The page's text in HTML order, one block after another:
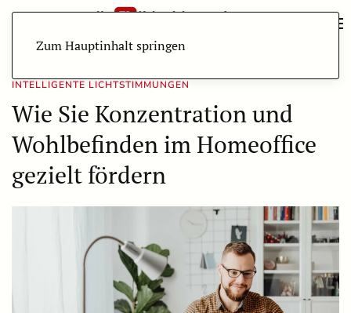
Zum Hauptinhalt springen
INTELLIGENTE LICHTSTIMMUNGEN
Wie Sie Konzentration und
Wohlbefinden im Homeoffice
gezielt fördern